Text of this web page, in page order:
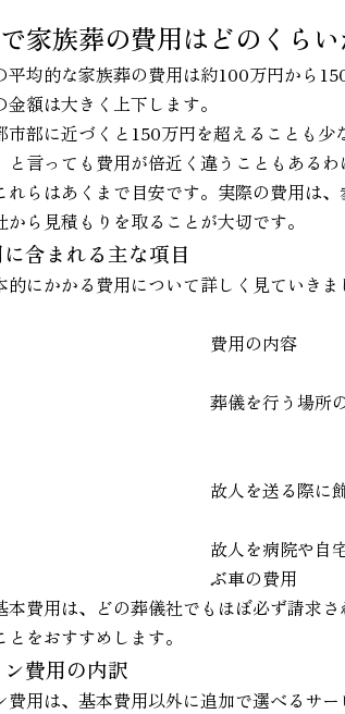
家族葬の費用はどのくらい
平均的な家族葬の費用は約100万円から
金額は大きく上下します。
市部に近づくと150万円を超えることも
と言っても費用が倍近く違うこともあるわ
れらはあくまで目安です。実際の費用は
ら見積もりを取ることが大切です。
含まれる主な項目
的にかかる費用について詳しく見ていき
費用の内容
葬儀を行う場所
故人を送る際に
故人を病院や自
ぶ車の費用
本費用は、どの葬儀社でもほぼ必ず請求
とをおすすめします。
費用の内訳
費用は、基本費用以外に追加で選べるサ